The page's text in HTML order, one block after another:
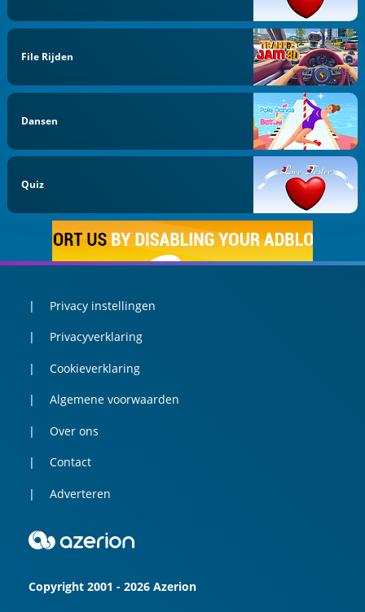
File Rijden
Dansen
Quiz
Privacy instellingen
Privacyverklaring
Cookieverklaring
Algemene voorwaarden
Over ons
Contact
Adverteren
Copyright 2001 - 2026 Azerion